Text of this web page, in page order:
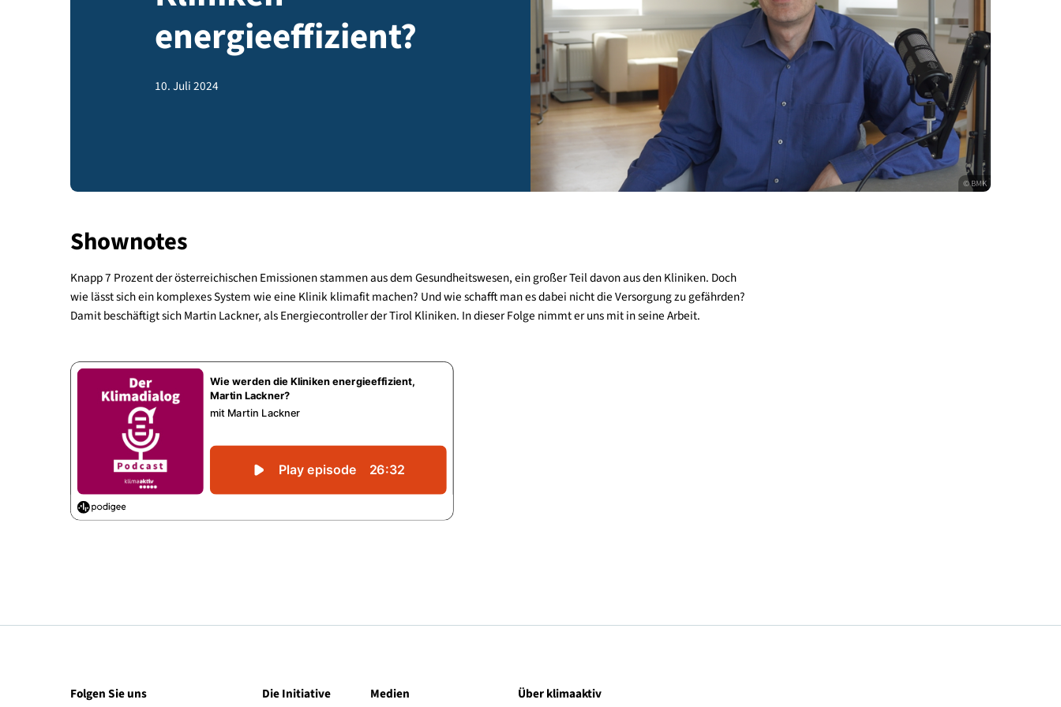
Kliniken
energieeffizient?
Shownotes
wie lässt sich ein komplexes System wie eine Klinik klimafit machen? Und wie schafft man es dabei nicht die Versorgung zu gefährden?
Damit beschäftigt sich Martin Lackner, als Energiecontroller der Tirol Kliniken. In dieser Folge nimmt er uns mit in seine Arbeit.